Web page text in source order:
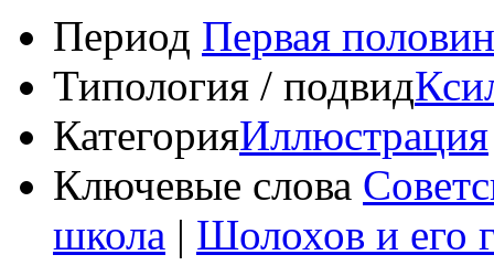
Период Первая
Типология / подвид
КатегорияИллюстрация
Ключевые слова
школа | Шолохов и его